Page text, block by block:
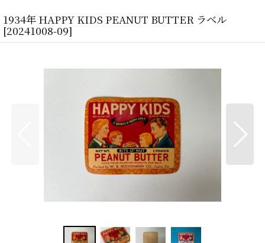
1934年 HAPPY KIDS PEANUT BUTTER ラベル
[20241008-09]